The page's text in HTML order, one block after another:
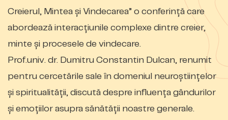
Creierul, Mintea și Vindecarea” o conferință care
abordează interacțiunile complexe dintre creier,
minte și procesele de vindecare.
Prof.univ. dr. Dumitru Constantin Dulcan, renumit
pentru cercetările sale în domeniul neuroștiințelor
și spiritualității, discută despre influența gândurilor
și emoțiilor asupra sănătății noastre generale.